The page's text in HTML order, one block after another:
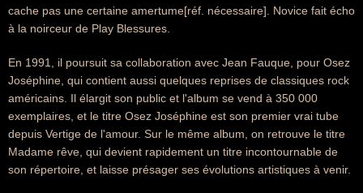
cache pas une certaine amertume[réf. nécessaire]. Novice fait écho
à la noirceur de Play Blessures.
En 1991, il poursuit sa collaboration avec Jean Fauque, pour Osez
Joséphine, qui contient aussi quelques reprises de classiques rock
américains. Il élargit son public et l'album se vend à 350 000
exemplaires, et le titre Osez Joséphine est son premier vrai tube
depuis Vertige de l'amour. Sur le même album, on retrouve le titre
Madame rêve, qui devient rapidement un titre incontournable de
son répertoire, et laisse présager ses évolutions artistiques à venir.